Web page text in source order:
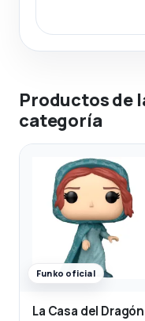
Productos de
categoría
Funko oficial
La Casa del Dragón